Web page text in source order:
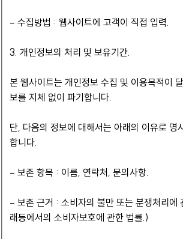
– 수집방법 : 웹사이트에 고객이 직접 입력.
3. 개인정보의 처리 및 보유기간.
본 웹사이트는 개인정보 수집 및 이용목적이
보를 지체 없이 파기합니다.
단, 다음의 정보에 대해서는 아래의 이유로 명
합니다.
– 보존 항목 : 이름, 연락처, 문의사항.
– 보존 근거 : 소비자의 불만 또는 분쟁처리에
래등에서의 소비자보호에 관한 법률.)